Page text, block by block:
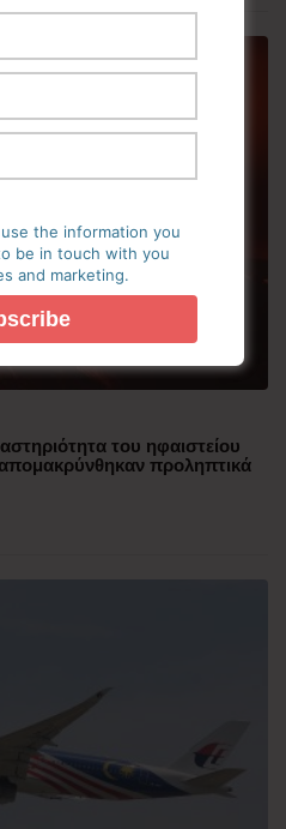
του ηφαιστείου
προληπτικά
the information you
be in touch with you
and marketing.